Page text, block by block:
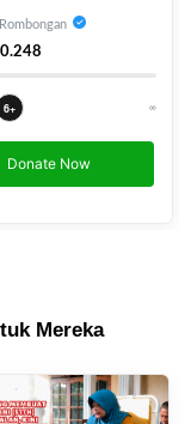
6+ ∞
Donate Now
Mereka